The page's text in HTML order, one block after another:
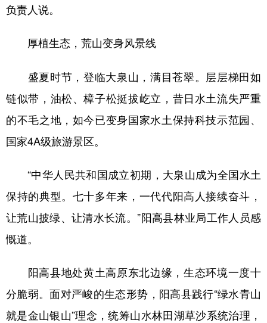
负责人说。
厚植生态，荒山变身风景线
盛夏时节，登临大泉山，满目苍翠。层层梯田如
链似带，油松、樟子松挺拔屹立，昔日水土流失严重
的不毛之地，如今已变身国家水土保持科技示范园、
国家4A级旅游景区。
“中华人民共和国成立初期，大泉山成为全国水土
保持的典型。七十多年来，一代代阳高人接续奋斗，
让荒山披绿、让清水长流。”阳高县林业局工作人员感
慨道。
阳高县地处黄土高原东北边缘，生态环境一度十
分脆弱。面对严峻的生态形势，阳高县践行“绿水青山
就是金山银山”理念，统筹山水林田湖草沙系统治理，